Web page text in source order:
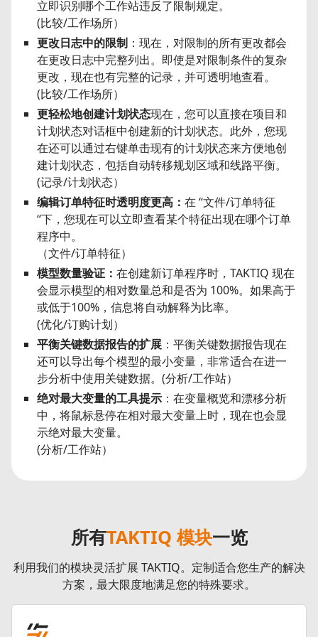
立即识别哪个工作站违反了限制规定。
(比较/工作场所）
更改日志中的限制 ：现在，对限制的所有更改都会
在更改日志中完整列出。即使是对限制条件的复杂
更改，现在也有完整的记录，并可透明地查看。
(比较/工作场所）
更轻松地创建计划状态现在，您可以直接在项目和
计划状态对话框中创建新的计划状态。此外，您现
在还可以通过右键单击现有的计划状态来方便地创
建计划状态，包括自动转移规划区域和线路平衡。
(记录/计划状态）
编辑订单特征时透明度更高： 在 “文件/订单特征
“下，您现在可以立即查看某个特征出现在哪个订单
程序中。
（文件/订单特征）
模型数量验证： 在创建新订单程序时，TAKTIQ 现在
会显示模型的相对数量总和是否为 100%。如果高于
或低于100%，信息将自动解释为比率。
(优化/订购计划）
平衡关键数据报告的扩展 ：平衡关键数据报告现在
还可以导出每个模型的最小变量，非常适合在进一
步分析中使用关键数据。(分析/工作站）
绝对最大变量的工具提示 ：在变量概览和漂移分析
中，将鼠标悬停在相对最大变量上时，现在也会显
示绝对最大变量。
(分析/工作站）
所有TAKTIQ 模块一览
利用我们的模块灵活扩展 TAKTIQ。定制适合您生产的解决
方案，最大限度地满足您的特殊要求。